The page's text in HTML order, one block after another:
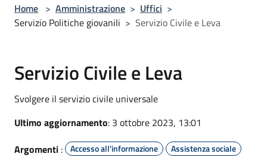
Home > Amministrazione > Uffici >
Servizio Politiche giovanili > Servizio Civile e Leva
Servizio Civile e Leva
Svolgere il servizio civile universale
Ultimo aggiornamento: 3 ottobre 2023, 13:01
Argomenti : Accesso all'informazione
Assistenza sociale